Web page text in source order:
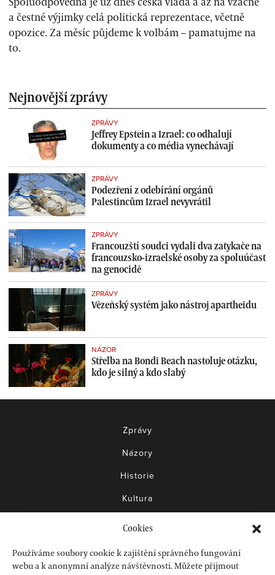
Cookies
Používáme soubory cookie k zajištění správného fungování
webu a k anonymní analýze návštěvnosti. Můžete přijmout
a čestné výjimky celá politická reprezentace, včetně
opozice. Za měsíc půjdeme k volbám – pamatujme na
to.
Nejnovější zprávy
ZPRÁVY
Jeffrey Epstein a Izrael: co odhalují
dokumenty a co média vynechávají
ZPRÁVY
Podezření z odebírání orgánů
Palestincům Izrael nevyvrátil
ZPRÁVY
Francouzští soudci vydali dva zatykače na
francouzsko-izraelské osoby za spoluúčast
na genocidě
ZPRÁVY
Vězeňský systém jako nástroj apartheidu
NÁZOR
Střelba na Bondi Beach nastoluje otázku,
kdo je silný a kdo slabý
Zprávy
Názory
Historie
Kultura
Knihy
Akce